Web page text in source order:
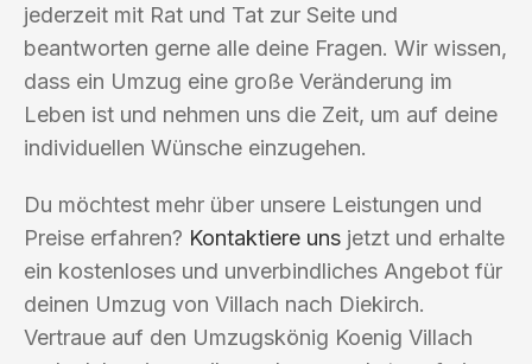
jederzeit mit Rat und Tat zur Seite und
beantworten gerne alle deine Fragen. Wir wissen,
dass ein Umzug eine große Veränderung im
Leben ist und nehmen uns die Zeit, um auf deine
individuellen Wünsche einzugehen.
Du möchtest mehr über unsere Leistungen und
Preise erfahren? Kontaktiere uns jetzt und erhalte
ein kostenloses und unverbindliches Angebot für
deinen Umzug von Villach nach Diekirch.
Vertraue auf den Umzugskönig Koenig Villach